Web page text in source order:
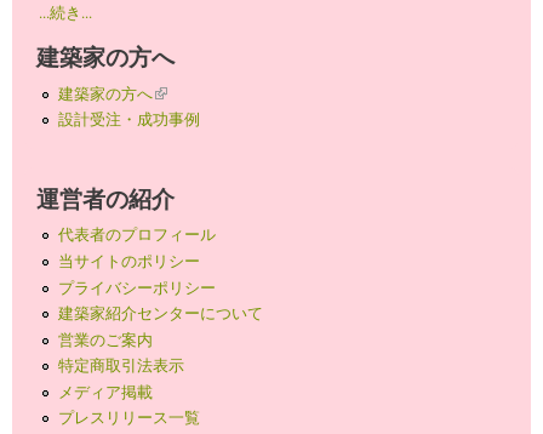
...続き...
建築家の方へ
建築家の方へ(link is external)
設計受注・成功事例
運営者の紹介
代表者のプロフィール
当サイトのポリシー
プライバシーポリシー
建築家紹介センターについて
営業のご案内
特定商取引法表示
メディア掲載
プレスリリース一覧